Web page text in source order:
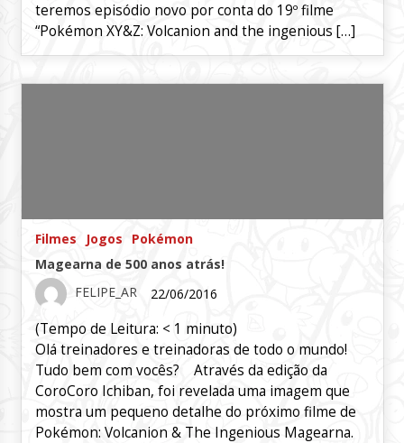
teremos episódio novo por conta do 19º filme
“Pokémon XY&Z: Volcanion and the ingenious […]
Filmes Jogos
Pokémon
Magearna de 500 anos atrás!
FELIPE_AR
22/06/2016
(Tempo de Leitura: < 1 minuto)
Olá treinadores e treinadoras de todo o mundo!
Tudo bem com vocês? Através da edição da
CoroCoro Ichiban, foi revelada uma imagem que
mostra um pequeno detalhe do próximo filme de
Pokémon: Volcanion & The Ingenious Magearna.